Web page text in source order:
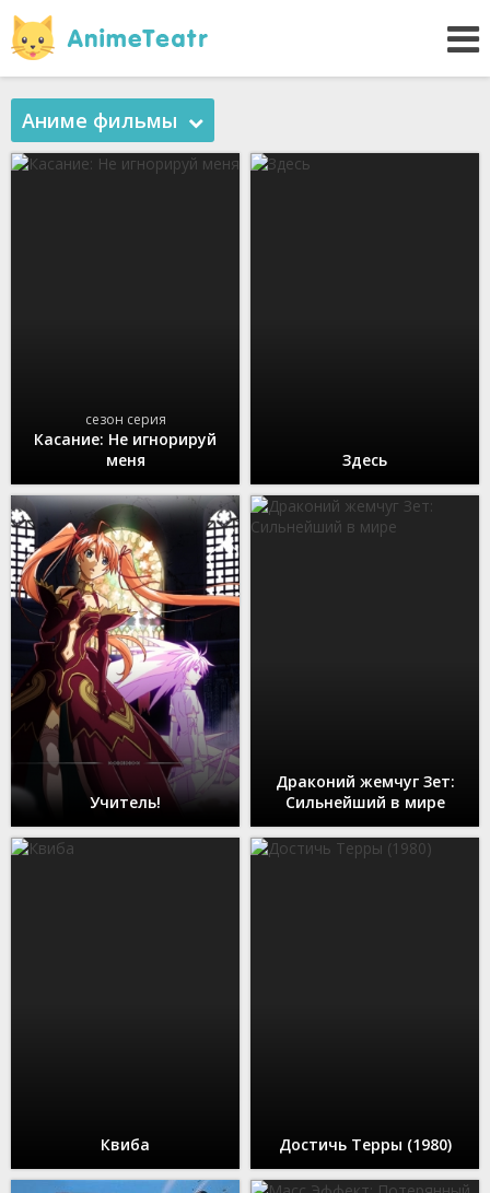
Аниме фильмы
сезон серия
Касание: Не игнорируй
меня
Здесь
Учитель!
Драконий жемчуг Зет:
Сильнейший в мире
Квиба Достичь Терры (1980)